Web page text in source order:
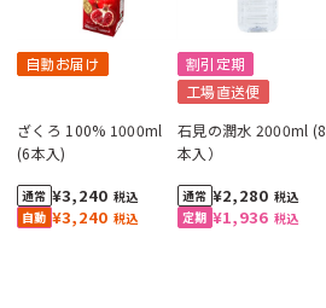
自動お届け
ざくろ 100% 1000ml
(6本入)
¥3,240 税込
¥3,240 税込
割引定期
工場直送便
石見の潤水 2000ml (8
本入）
¥1,936 税込
¥2,280 税込